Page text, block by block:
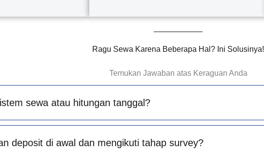
Ragu Sewa Karena Beberapa Hal? Ini Solusinya!
Temukan Jawaban atas Keraguan Anda
sewa atau hitungan tanggal?
deposit di awal dan mengikuti tahap survey?